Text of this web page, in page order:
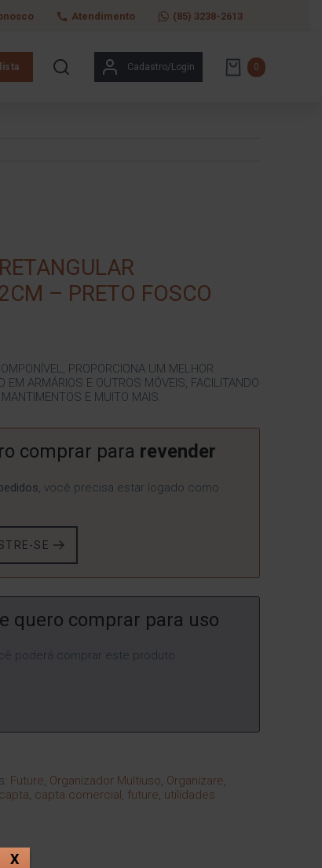
Atendimento (85) 3238-2613
Cadastro/Login 0
– PRETO FOSCO
PROPORCIONA UM MELHOR
EM ARMÁRIOS E OUTROS MÓVEIS, FACILITANDO
E MUITO MAIS.
comprar para revender
, você precisa estar logado como
SE
e quero comprar para uso
poderá comprar este produto.
Future, Organizador Multiuso, Organizare,
capta, capta comercial, future, utilidades
X